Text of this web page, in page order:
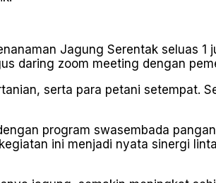
Jagung Serentak seluas 1
daring zoom meeting dengan
serta para petani setempat.
program swasembada
ini menjadi nyata sinergi